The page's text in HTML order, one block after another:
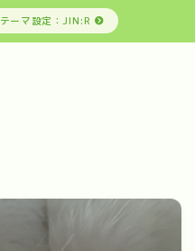
テーマ設定：JIN:R